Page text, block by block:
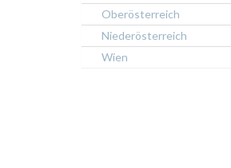
Oberösterreich
Niederösterreich
Wien